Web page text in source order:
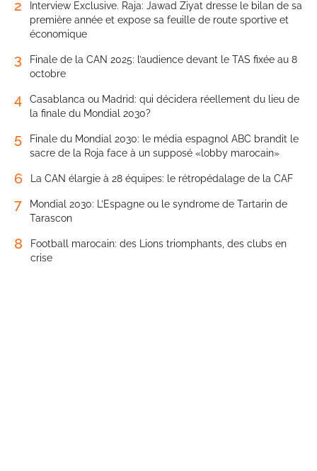
2
Interview Exclusive. Raja: Jawad Ziyat dresse le bilan de sa
première année et expose sa feuille de route sportive et
économique
3
Finale de la CAN 2025: l’audience devant le TAS fixée au 8
octobre
4
Casablanca ou Madrid: qui décidera réellement du lieu de
la finale du Mondial 2030?
5
Finale du Mondial 2030: le média espagnol ABC brandit le
sacre de la Roja face à un supposé «lobby marocain»
6 La CAN élargie à 28 équipes: le rétropédalage de la CAF
7
Mondial 2030: L’Espagne ou le syndrome de Tartarin de
Tarascon
8
Football marocain: des Lions triomphants, des clubs en
crise